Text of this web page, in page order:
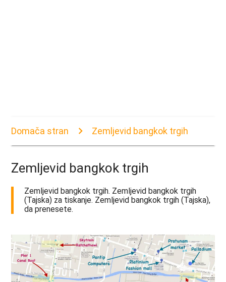
Domača stran Zemljevid bangkok trgih
Zemljevid bangkok trgih
Zemljevid bangkok trgih. Zemljevid bangkok trgih
(Tajska) za tiskanje. Zemljevid bangkok trgih (Tajska),
da prenesete.